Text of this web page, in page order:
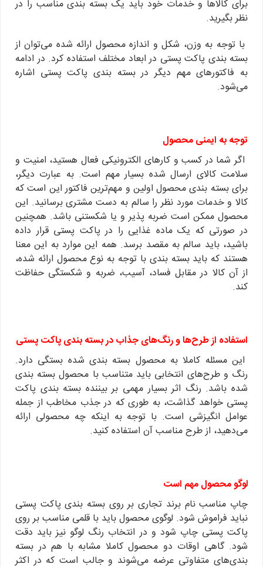
برای کالاها و خدمات خود باید یک بسته بندی مناسب را در
نظر بگیرید.
با توجه به وزن، شکل و اندازه محصول ارائه شده می‌توان از
بسته بندی پاکت پستی در ابعاد مختلف استفاده کرد. در ادامه
به فاکتورهای مهم دیگر در بسته بندی پاکت پستی اشاره
می‌شود.
توجه به ایمنی محصول
اگر شما در کسب و کارهای الکترونیکی فعال هستید، امنیت و
سلامت کالای ارسال شده بسیار مهم است. به عبارت دیگر،
برای بسته بندی محصول اولین و مهم‌ترین فاکتور این است که
کالا و خدمات مورد نظر را سالم به دست مشتری برسانید. این
محصول ممکن است ضربه پذیر و یا شکستنی باشد. همچنین
در صورتی که یک ماده غذایی را در پاکت پستی قرار داده
باشید، باید سالم به مقصد برسد. همه این موارد به این معنا
هستند که باید بسته بندی با توجه به نوع محصول ارائه شده،
از آن کالا در مقابل فساد، آسیب، ضربه و شکستگی حفاظت
کند.
استفاده از طرح‌ها و رنگ‌های جذاب در بسته بندی پاکت پستی
این مسئله کاملا به محصول بسته بندی شده بستگی دارد.
رنگ و طرح‌های انتخابی باید متناسب با محصول بسته بندی
شده باشد. رنگ اثر بسیار مهمی بر بیننده بسته بندی پاکت
پستی خواهد گذاشت، به طوری که در جذب مخاطب از جمله
عوامل انگیزشی است. با توجه به اینکه چه محصولی ارائه
می‌دهید، از طرح مناسب آن استفاده کنید.
لوگو محصول مهم است
چاپ مناسب نام برند تجاری بر روی بسته بندی پاکت پستی
نباید فراموش شود. لوگوی محصول باید با قلمی مناسب بر روی
پاکت پستی چاپ شود و در انتخاب رنگ لوگو نیز باید دقت
شود. گاهی اوقات دو محصول کاملا مشابه با هم در بسته
بندی‌های متفاوتی عرضه می‌شوند و جالب است که در اکثر